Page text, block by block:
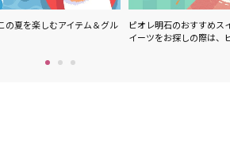
明石のおすすめスイーツをご紹介♪明石駅周辺でス
ピ